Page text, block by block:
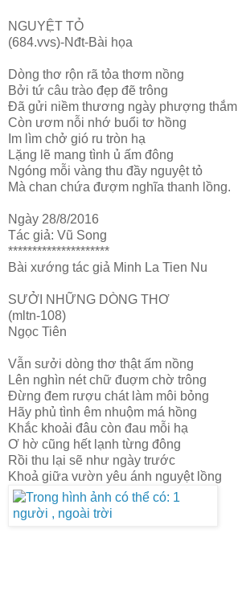
NGUYỆT TỎ
(684.vvs)-Nđt-Bài họa
Dòng thơ rộn rã tỏa thơm nồng
Bởi tứ câu trào đẹp đẽ trông
Đã gửi niềm thương ngày phượng thắm
Còn ươm nỗi nhớ buổi tơ hồng
Im lìm chở gió ru tròn hạ
Lặng lẽ mang tình ủ ấm đông
Ngóng mỗi vàng thu đầy nguyệt tỏ
Mà chan chứa đượm nghĩa thanh lồng.
Ngày 28/8/2016
Tác giả: Vũ Song
*********************
Bài xướng tác giả Minh La Tien Nu
SƯỞI NHỮNG DÒNG THƠ
(mltn-108)
Ngọc Tiên
Vẫn sưởi dòng thơ thật ấm nồng
Lên nghìn nét chữ đuợm chờ trông
Đừng đem rượu chát làm môi bỏng
Hãy phủ tình êm nhuộm má hồng
Khắc khoải đâu còn đau mỗi hạ
Ơ hờ cũng hết lạnh từng đông
Rồi thu lại sẽ như ngày trước
Khoả giữa vườn yêu ánh nguyệt lồng